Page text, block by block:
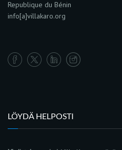
Republique du Bénin
info[a]villakaro.org
LÖYDÄ HELPOSTI